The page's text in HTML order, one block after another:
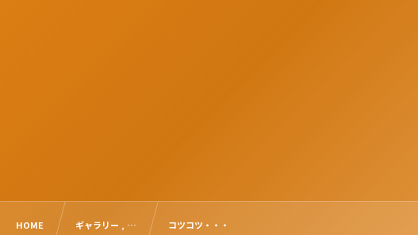
HOME ギャラリー , … コツコツ・・・